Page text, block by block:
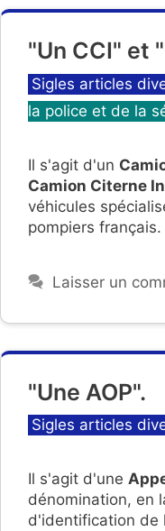
"Un CCI" et
Catégories
Sigles articles
la police et de la
Il s'agit d'un
Camion Citerne
véhicules
pompiers français.
Laisser un
"Une AOP".
Catégories
Sigles articles
Il s'agit d'une
dénomination, en
d'identification de